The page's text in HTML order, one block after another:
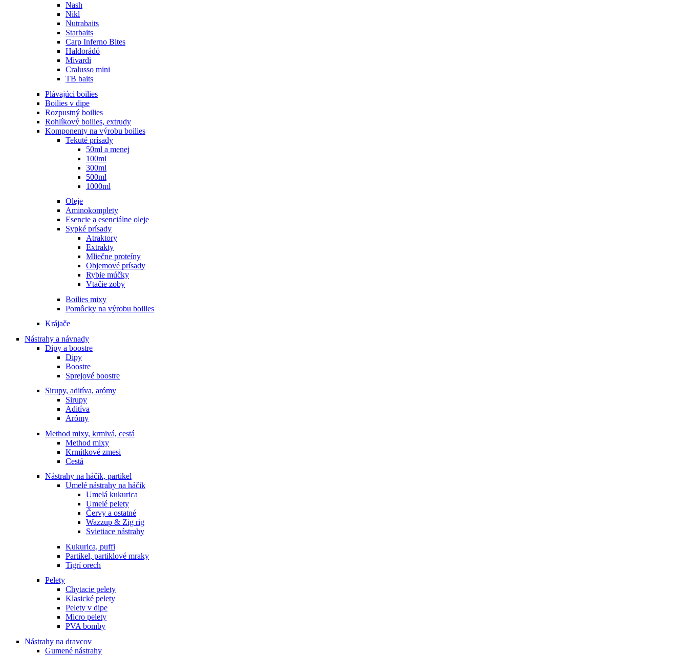
Nash
Nikl
Nutrabaits
Starbaits
Carp Inferno Bites
Haldorádó
Mivardi
Cralusso mini
TB baits
Plávajúci boilies
Boilies v dipe
Rozpustný boilies
Rohlíkový boilies, extrudy
Komponenty na výrobu boilies
Tekuté prísady
50ml a menej
100ml
300ml
500ml
1000ml
Oleje
Aminokomplety
Esencie a esenciálne oleje
Sypké prísady
Atraktory
Extrakty
Mliečne proteíny
Objemové prísady
Rybie múčky
Vtačie zoby
Boilies mixy
Pomôcky na výrobu boilies
Krájače
Nástrahy a návnady
Dipy a boostre
Dipy
Boostre
Sprejové boostre
Sirupy, aditíva, arómy
Sirupy
Aditíva
Arómy
Method mixy, krmivá, cestá
Method mixy
Krmítkové zmesi
Cestá
Nástrahy na háčik, partikel
Umelé nástrahy na háčik
Umelá kukurica
Umelé pelety
Červy a ostatné
Wazzup & Zig rig
Svietiace nástrahy
Kukurica, puffi
Partikel, partiklové mraky
Tigrí orech
Pelety
Chytacie pelety
Klasické pelety
Pelety v dipe
Micro pelety
PVA bomby
Nástrahy na dravcov
Gumené nástrahy